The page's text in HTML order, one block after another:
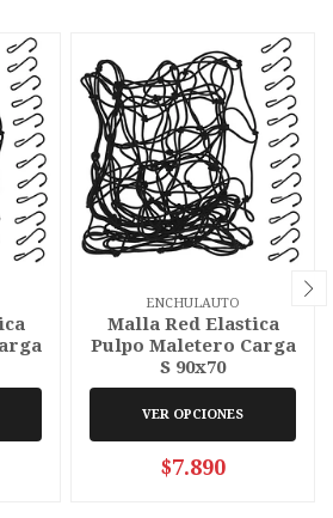
ENCHULAUTO
Malla Red Elastica
Pulpo Maletero Carga
S 90x70
VER OPCIONES
$7.890